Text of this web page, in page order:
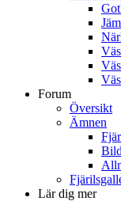
Forum
Översikt
Ämnen
Lär dig mer